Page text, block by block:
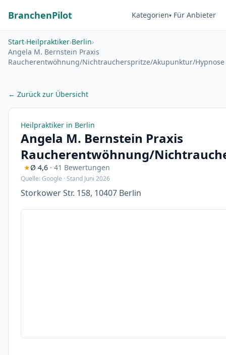
BranchenPilot Kategorien Für Anbieter
Start›Heilpraktiker›Berlin›
Angela M. Bernstein Praxis
Raucherentwöhnung/Nichtraucherspritze/Akupunktur/Hypnose
← Zurück zur Übersicht
Heilpraktiker in Berlin
Angela M. Bernstein Praxis
Raucherentwöhnung/
★Ø 4,6 · 41 Bewertungen
Quelle: Google · Stand Juni 2026
Storkower Str. 158, 10407 Berlin